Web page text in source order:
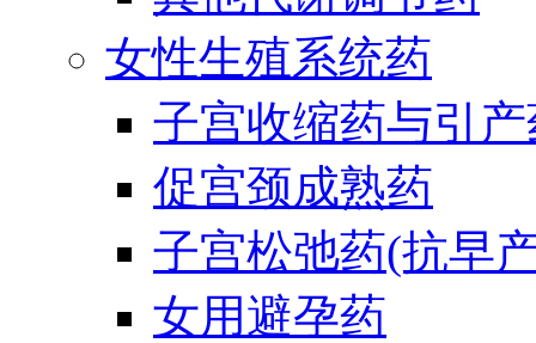
女性生殖系统药
子宫收缩药与引
促宫颈成熟药
子宫松弛药(抗早
女用避孕药